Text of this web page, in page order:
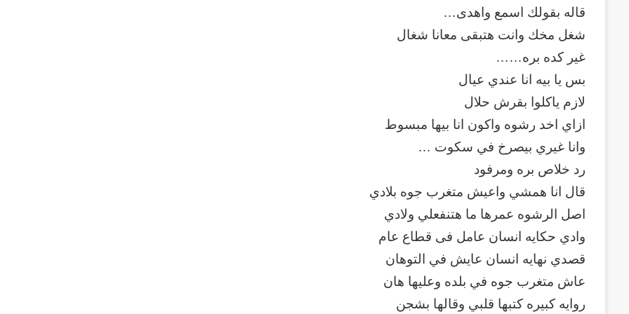
قاله بقولك اسمع واهدى…
شغل مخك وانت هتبقى معانا شغال
غير كده بره……
بس يا بيه انا عندي عيال
لازم ياكلوا بقرش حلال
ازاي اخد رشوه واكون انا بيها مبسوط
وانا غيري بيصرخ في سكوت …
رد خلاص بره ومرفود
قال انا همشي واعيش متغرب جوه بلادي
اصل الرشوه عمرها ما هتنفعلي ولادي
وادي حكايه انسان عامل فى قطاع عام
قصدي نهايه انسان عايش في التوهان
عاش متغرب جوه في بلده وعليها هان
روايه كبيره كتبها قلبي وقالها بشجن
مصر
والإمارات
تنموية
تجمع
العقارات
والتعليم
والرياضة
والتسويق
التجاري
منذ أسبوعين
استثمارات هاني شكري عزيز بين مصر والإمارات رؤية
تنموية تجمع العقارات والتعليم والرياضة والتسويق